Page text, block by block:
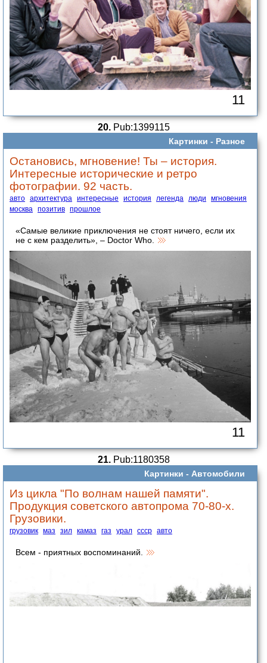
11
20.Pub:1399115
Картинки - Разное
Остановись, мгновение! Ты – история.
Интересные исторические и ретро
фотографии. 92 часть.
авто архитектура интересные история легенда люди
мгновения
москва позитив прошлое
«Самые великие приключения не стоят ничего, если их
не с кем разделить», – Doctor Who.
11
21.Pub:1180358
Картинки - Автомобили
Из цикла "По волнам нашей памяти".
Продукция советского автопрома 70-80-х.
Грузовики.
грузовик маз зил камаз газ урал ссср авто
Всем - приятных воспоминаний.